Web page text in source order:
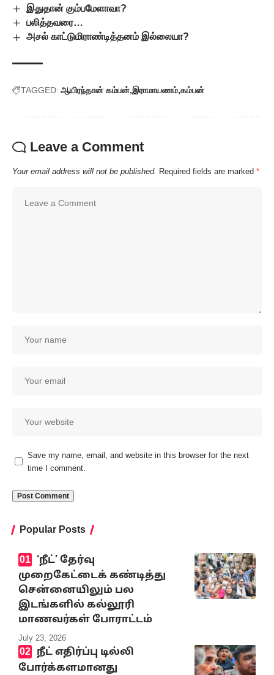
இதுதான் கும்பமேளாவா?
பலித்தவரை…
அசல் காட்டுமிராண்டித்தனம் இல்லையா?
TAGGED: ஆயிரந்தான் கம்பன் இராமாயணம் கம்பன்
Leave a Comment
Your email address will not be published. Required fields are marked *
Save my name, email, and website in this browser for the next
time I comment.
Popular Posts
‘நீட்’ தேர்வு
முறைகேட்டைக் கண்டித்து
சென்னையிலும் பல
இடங்களில் கல்லூரி
மாணவர்கள் போராட்டம்
July 23, 2026
நீட் எதிர்ப்பு டில்லி
போர்க்களமானது